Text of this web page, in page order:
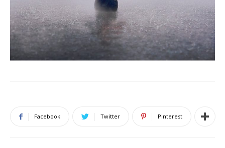
Facebook Twitter Pinterest